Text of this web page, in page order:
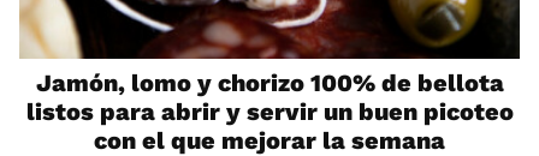
Jamón, lomo y chorizo 100% de bellota
listos para abrir y servir un buen picoteo
con el que mejorar la semana